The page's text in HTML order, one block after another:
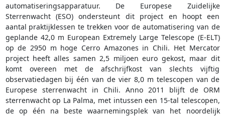
automatiseringsapparatuur. De Europese Zuidelijke
Sterrenwacht (ESO) ondersteunt dit project en hoopt een
aantal praktijklessen te trekken voor de automatisering van de
geplande 42,0 m European Extremely Large Telescope (E-ELT)
op de 2950 m hoge Cerro Amazones in Chili. Het Mercator
project heeft alles samen 2,5 miljoen euro gekost, maar dit
komt overeen met de afschrijfkost van slechts vijftig
observatiedagen bij één van de vier 8,0 m telescopen van de
Europese sterrenwacht in Chili. Anno 2011 blijft de ORM
sterrenwacht op La Palma, met intussen een 15-tal telescopen,
de op één na beste waarnemingsplek van het noordelijk